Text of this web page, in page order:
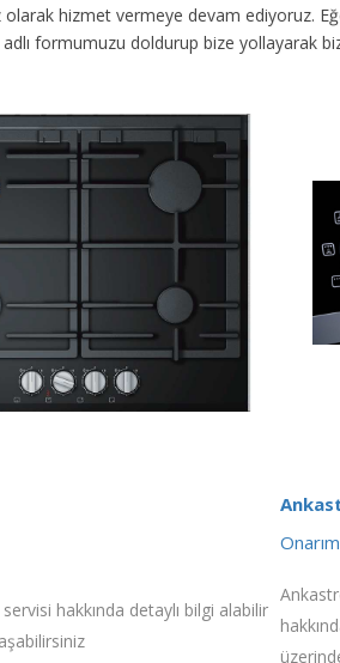
olarak hizmet vermeye devam ediyoruz.
formumuzu doldurup bize yollayarak
hakkında detaylı bilgi alabilir